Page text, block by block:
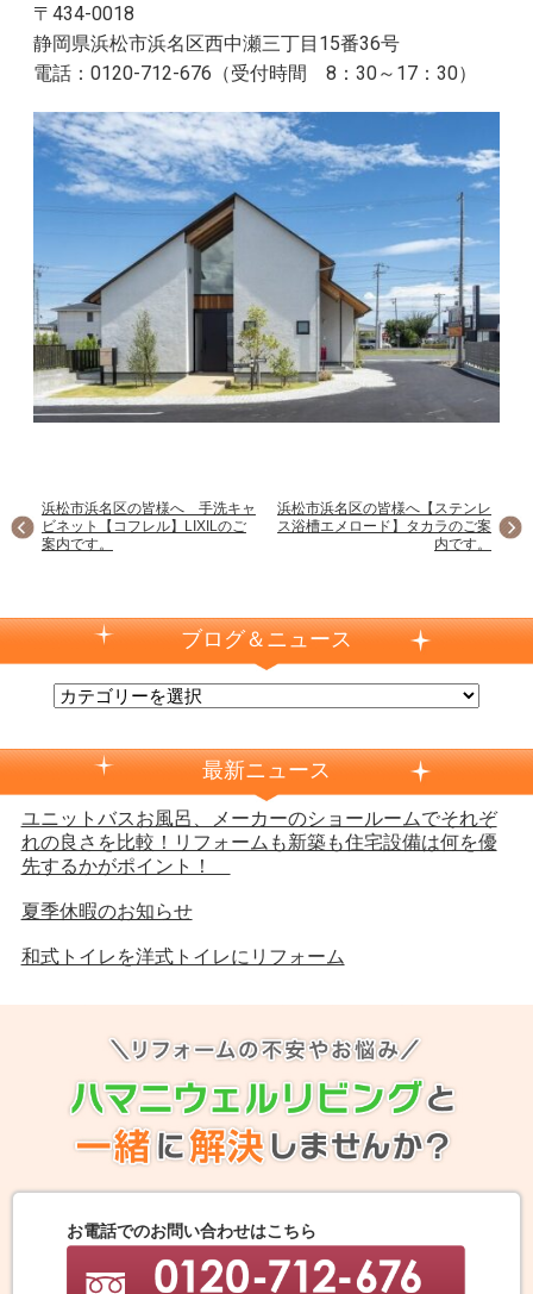
〒434-0018
静岡県浜松市浜名区西中瀬三丁目15番36号
電話：0120-712-676（受付時間 8：30～17：30）
浜松市浜名区の皆様へ 手洗キャ
ビネット【コフレル】LIXILのご
案内です。
浜松市浜名区の皆様へ【ステンレ
ス浴槽エメロード】タカラのご案
内です。
ブログ＆ニュース
最新ニュース
ユニットバスお風呂、メーカーのショールームでそれぞ
れの良さを比較！リフォームも新築も住宅設備は何を優
先するかがポイント！
夏季休暇のお知らせ
和式トイレを洋式トイレにリフォーム
お電話でのお問い合わせはこちら